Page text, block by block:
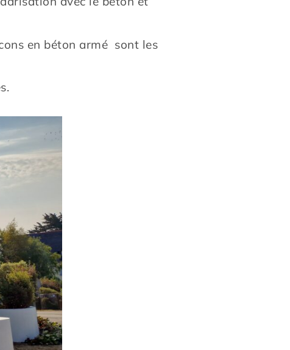
en béton armé sont les